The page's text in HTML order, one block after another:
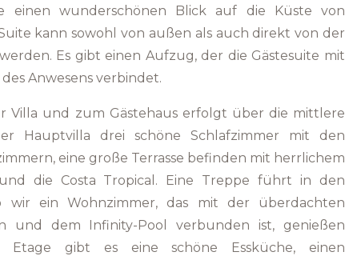
einen wunderschönen Blick auf die Küste von
kann sowohl von außen als auch direkt von der
Es gibt einen Aufzug, der die Gästesuite mit
Anwesens verbindet.
Villa und zum Gästehaus erfolgt über die mittlere
Hauptvilla drei schöne Schlafzimmer mit den
eine große Terrasse befinden mit herrlichem
die Costa Tropical. Eine Treppe führt in den
wir ein Wohnzimmer, das mit der überdachten
und dem Infinity-Pool verbunden ist, genießen
Etage gibt es eine schöne Essküche, einen